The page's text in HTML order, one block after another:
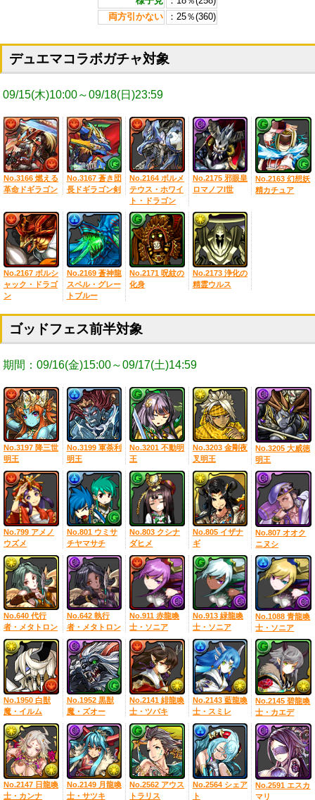
両方引かない
：25％(360)
デュエマコラボガチャ対象
09/15(木)10:00～09/18(日)23:59
No.3166 燃える
革命ドギラゴン
No.3167 蒼き団
長ドギラゴン剣
No.2164 ボルメ
テウス・ホワイ
ト・ドラゴン
No.2175 邪眼皇
ロマノフI世
No.2163 幻想妖
精カチュア
No.2167 ボルシ
ャック・ドラゴ
ン
No.2169 蒼神龍
スペル・グレー
トブルー
No.2171 呪紋の
化身
No.2173 浄化の
精霊ウルス
ゴッドフェス前半対象
期間：09/16(金)15:00～09/17(土)14:59
No.3197 降三世
明王
No.3199 軍荼利
明王
No.3201 不動明
王
No.3203 金剛夜
叉明王
No.3205 大威徳
明王
No.799 アメノ
ウズメ
No.801 ウミサ
チヤマサチ
No.803 クシナ
ダヒメ
No.805 イザナ
ギ
No.807 オオク
ニヌシ
No.640 代行
者・メタトロン
No.642 執行
者・メタトロン
No.911 赤龍喚
士・ソニア
No.913 緑龍喚
士・ソニア
No.1088 青龍喚
士・ソニア
No.1950 白獣
魔・イルム
No.1952 黒獣
魔・ズオー
No.2141 緋龍喚
士・ツバキ
No.2143 藍龍喚
士・スミレ
No.2145 碧龍喚
士・カエデ
No.2147 日龍喚
士・カンナ
No.2149 月龍喚
士・サツキ
No.2562 アウス
トラリス
No.2564 シェア
ト
No.2591 エスカ
マリ